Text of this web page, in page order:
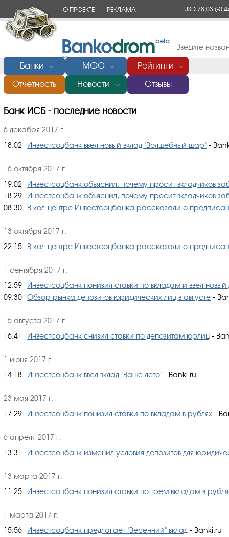
О ПРОЕКТЕ РЕКЛАМА USD 78,03(-
Банки ﹀ МФО ﹀ Рейтинги ﹀
Отчетность Новости ﹀ Отзывы
Главная/Банки России/ИСБ /Новости
Банк ИСБ - последние новости
6 декабря 2017 г.
18.02
Инвестсоцбанк ввел новый вклад "Волшебный шар" -
16 октября 2017 г.
19.02
Инвестсоцбанк объяснил, почему просит вкладчиков
18.29
Инвестсоцбанк объяснил, почему просит вкладчиков
08.30
В кол-центре Инвестсоцбанка рассказали о
13 октября 2017 г.
22.15
В кол-центре Инвестсоцбанка рассказали о
1 сентября 2017 г.
12.59
Инвестсоцбанк понизил ставки по вкладам и ввел новый
09.30
Обзор рынка депозитов юридических лиц в августе -
15 августа 2017 г.
16.41
Инвестсоцбанк снизил ставки по депозитам юрлиц -
1 июня 2017 г.
14.18
Инвестсоцбанк ввел вклад "Ваше лето" - Banki.ru
23 мая 2017 г.
17.29
Инвестсоцбанк понизил ставки по вкладам в рублях -
6 апреля 2017 г.
13.31
Инвестсоцбанк изменил условия депозитов для
13 марта 2017 г.
11.25
Инвестсоцбанк понизил ставки по трем вкладам в
1 марта 2017 г.
15.56
Инвестсоцбанк предлагает "Весенний" вклад - Banki.ru